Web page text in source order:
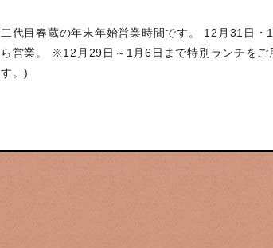
二代目春蔵の年末年始営業時間です。 12月31日
ら営業。 ※12月29日～1月6日まで特別ランチをご
す。)